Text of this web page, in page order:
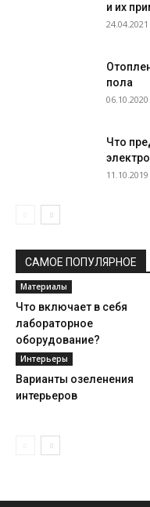
и их
24.04.2021
пола
06.10.2020
Что
11.10.2019
САМОЕ ПОПУЛЯРНОЕ
Материалы
Что включает в себя
лабораторное
оборудование?
Интерьеры
Варианты озеленения
интерьеров